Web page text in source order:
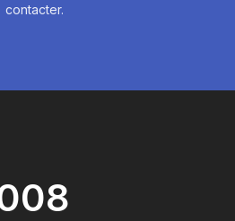
contacter.